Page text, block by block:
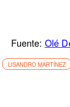
Fuente: Olé
LISANDRO MARTÍNEZ